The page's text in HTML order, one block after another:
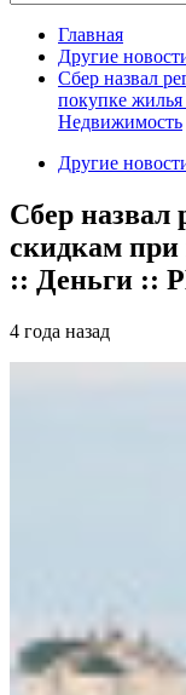
Главная
Другие
Сбер назвал
покупке
Недвижимость
Другие
Сбер
скидкам при
:: Деньги ::
4 года назад